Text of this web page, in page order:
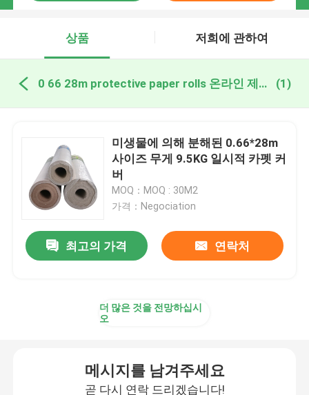
상품 저희에 관하여
0 66 28m protective paper rolls 온라인 제조 (1)
미생물에 의해 분해된 0.66*28m
사이즈 무게 9.5KG 일시적 카펫 커
버
MOQ：MOQ : 30M2
가격：Negociation
최고의 가격 연락처
더 많은 것을 전망하십시
오
메시지를 남겨주세요
곧 다시 연락 드리겠습니다!